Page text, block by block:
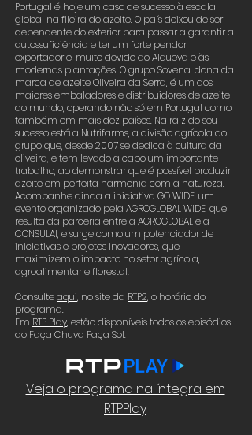
Portugal é hoje um caso de sucesso à escala
global na fileira do azeite. O país deixou de ser
dependente do exterior para passar a garantir a
autossuficiência e ter um forte pendor
exportador e, muito devido ao Alqueva e às
modernas plantações. O grupo Sovena, dona da
marca de azeite Oliveira da Serra, é um dos
maiores embaladores e distribuidores de azeite
do mundo, operando não só em Portugal como
também em mais dez países. Na raiz do seu
sucesso está a Nutrifarms, a divisão agrícola do
grupo que, desde 2007 se dedica à cultura da
oliveira, e tem levado a cabo um importante
trabalho, ao demonstrar que é possível produzir
azeite em perfeita harmonia com a natureza.
Acompanhe ainda a iniciativa GO WIDE, um
evento organizado pela AGROGLOBAL WIDE, que
resulta da parceria entre a AGROGLOBAL e a
CONSULAI, e surge como um potenciador de
iniciativas e projetos inovadores, que
maximizem o impacto no setor agrícola,
agroalimentar e florestal.
Consulteaqui, no site da RTP2, o horário do
programa.
Em RTP Play, estão disponíveis todos os episódios
do Faça Chuva Faça Sol.
Veja o programa na íntegra em
RTPPlay